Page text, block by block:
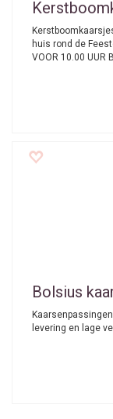
huis rond de
VOOR 10.00 UUR
Bolsius
levering en lage